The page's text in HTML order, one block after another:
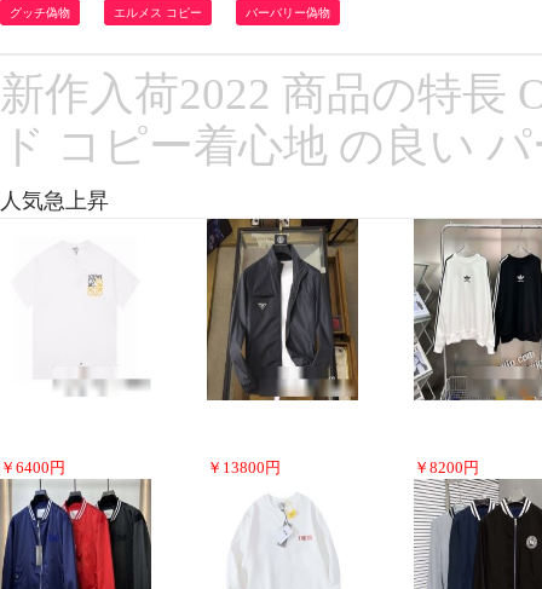
グッチ偽物 エルメス コピー バーバリー偽物
新作入荷2022 商品の特長
ド コピー着心地 の良い
人気急上昇
￥ 6400 円 ￥ 13800 円 ￥ 8200 円